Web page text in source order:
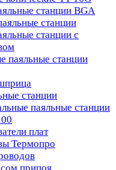
станции BGA
станции
станции с
паяльные станции
станции
паяльные станции
плат
Термопро
припоя